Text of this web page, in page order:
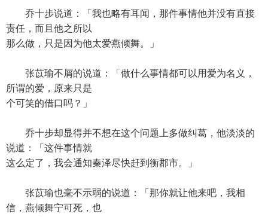
乔十步说道：「我也略有耳闻，那件事情他并没有直接
责任，而且他之所以
那么做，只是因为他太爱燕倾舞。」
张苡瑜不屑的说道：「做什么事情都可以用爱为名义，
所谓的爱，原来只是
个可笑的借口吗？」
乔十步却显得并不想在这个问题上多做纠葛，他淡淡的
说道：「这件事情就
这么定了，我会通知秦泽尽快赶到衡郡市。」
张苡瑜也毫不示弱的说道：「那你就让他来吧，我相
信，燕倾舞宁可死，也